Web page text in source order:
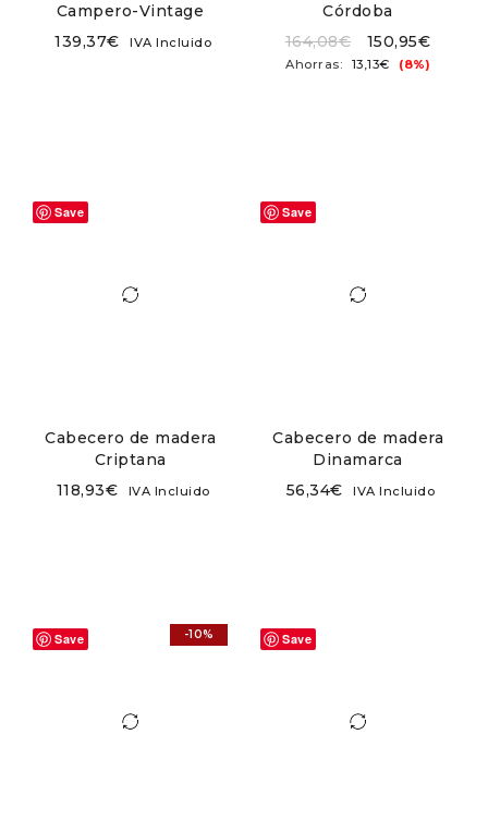
Campero-Vintage
139,37€ IVA Incluido
Córdoba
164,08€ 150,95€
Ahorras: 13,13€ (8%)
Save
Cabecero de madera
Criptana
118,93€ IVA Incluido
Save
Cabecero de madera
Dinamarca
56,34€ IVA Incluido
Save -10% Save